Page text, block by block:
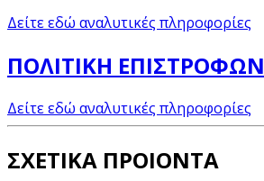
Δείτε εδώ αναλυτικές πληροφορίες
ΠΟΛΙΤΙΚΗ ΕΠΙΣΤΡΟΦΩΝ
Δείτε εδώ αναλυτικές πληροφορίες
ΣΧΕΤΙΚΑ ΠΡΟΙΟΝΤΑ